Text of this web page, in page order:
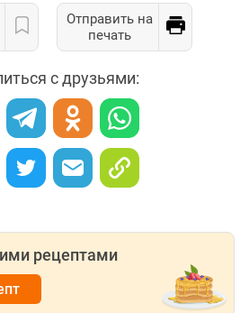
Отправить на
печать
с друзьями:
рецептами